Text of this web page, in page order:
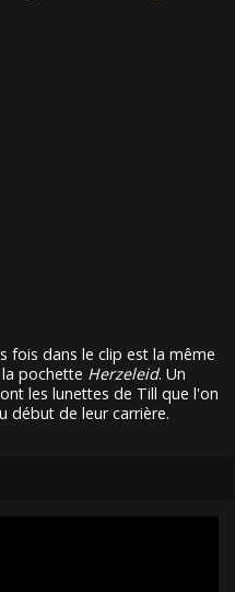
fois dans le clip est la même
pochette Herzeleid. Un
les lunettes de Till que l'on
début de leur carrière.